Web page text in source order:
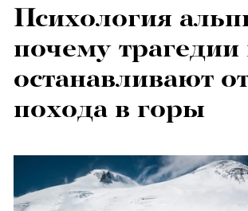
Психология
почему трагедии
останавливают
похода в горы